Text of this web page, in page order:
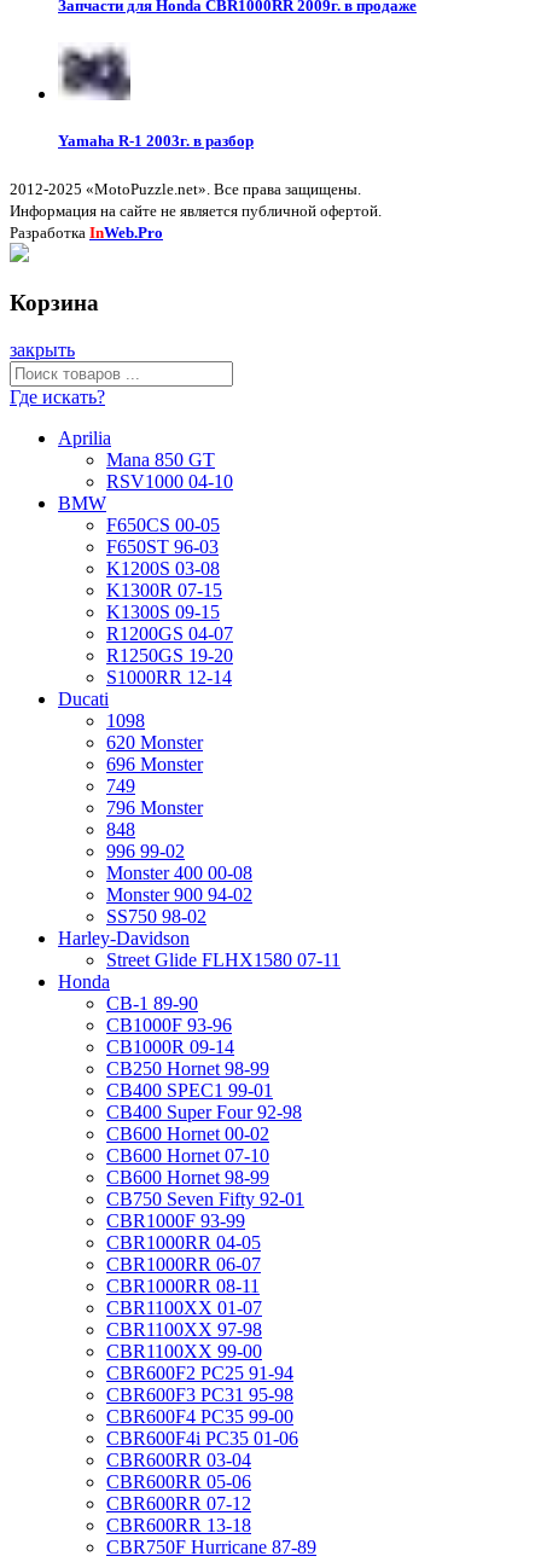
Запчасти для Honda CBR1000RR 2009г. в продаже
Yamaha R-1 2003г. в разбор
2012-2025 «MotoPuzzle.net». Все права защищены.
Информация на сайте не является публичной офертой.
Разработка InWeb.Pro
Корзина
закрыть
Где искать?
Aprilia
Mana 850 GT
RSV1000 04-10
BMW
F650CS 00-05
F650ST 96-03
K1200S 03-08
K1300R 07-15
K1300S 09-15
R1200GS 04-07
R1250GS 19-20
S1000RR 12-14
Ducati
1098
620 Monster
696 Monster
749
796 Monster
848
996 99-02
Monster 400 00-08
Monster 900 94-02
SS750 98-02
Harley-Davidson
Street Glide FLHX1580 07-11
Honda
CB-1 89-90
CB1000F 93-96
CB1000R 09-14
CB250 Hornet 98-99
CB400 SPEC1 99-01
CB400 Super Four 92-98
CB600 Hornet 00-02
CB600 Hornet 07-10
CB600 Hornet 98-99
CB750 Seven Fifty 92-01
CBR1000F 93-99
CBR1000RR 04-05
CBR1000RR 06-07
CBR1000RR 08-11
CBR1100XX 01-07
CBR1100XX 97-98
CBR1100XX 99-00
CBR600F2 PC25 91-94
CBR600F3 PC31 95-98
CBR600F4 PC35 99-00
CBR600F4i PC35 01-06
CBR600RR 03-04
CBR600RR 05-06
CBR600RR 07-12
CBR600RR 13-18
CBR750F Hurricane 87-89